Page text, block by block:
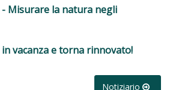
- Misurare la natura negli
in vacanza e torna rinnovato!
Notiziario